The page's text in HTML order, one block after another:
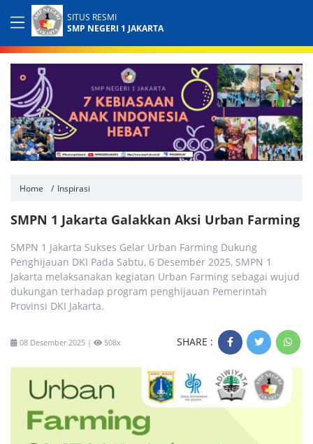
SITUS RESMI
SMP NEGERI 1 JAKARTA
Home Inspirasi
SMPN 1 Jakarta Galakkan Aksi Urban Farming
SMPN 1 Jakarta Sukses Gelar Urban Farming Dukung
Penghijauan DKI Pada Sabtu, 6 Desember 2025, SMPN 1
Jakarta melaksanakan kegiatan Urban Farming sebagai wujud
dukungan terhadap program penghijauan Pemerintah
Provinsi DKI Jakarta.
08 Desember 2025 | 508x SHARE :